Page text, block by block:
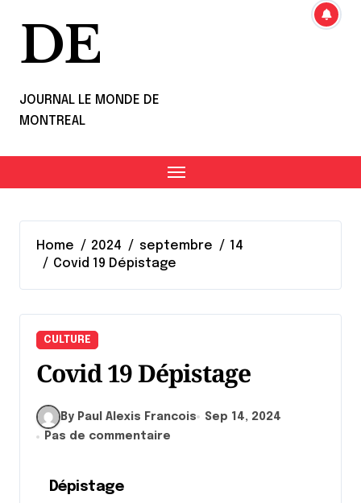
DE
JOURNAL LE MONDE DE
MONTREAL
Home 2024 septembre
14
Covid 19 Dépistage
CULTURE
Covid 19 Dépistage
By Paul Alexis Francois
Sep 14, 2024
Pas de commentaire
Dépistage